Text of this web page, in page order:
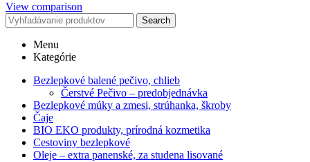
View comparison
Search
Menu
Kategórie
Bezlepkové balené pečivo, chlieb
Čerstvé Pečivo – predobjednávka
Bezlepkové múky a zmesi, strúhanka, škroby
Čaje
BIO EKO produkty, prírodná kozmetika
Cestoviny bezlepkové
Oleje – extra panenské, za studena lisované